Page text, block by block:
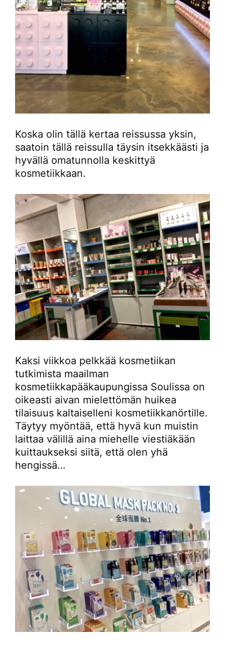
Koska olin tällä kertaa reissussa yksin,
saatoin tällä reissulla täysin itsekkäästi ja
hyvällä omatunnolla keskittyä
kosmetiikkaan.
Kaksi viikkoa pelkkää kosmetiikan
tutkimista maailman
kosmetiikkapääkaupungissa Soulissa on
oikeasti aivan mielettömän huikea
tilaisuus kaltaiselleni kosmetiikkanörtille.
Täytyy myöntää, että hyvä kun muistin
laittaa välillä aina miehelle viestiäkään
kuittaukseksi siitä, että olen yhä
hengissä…